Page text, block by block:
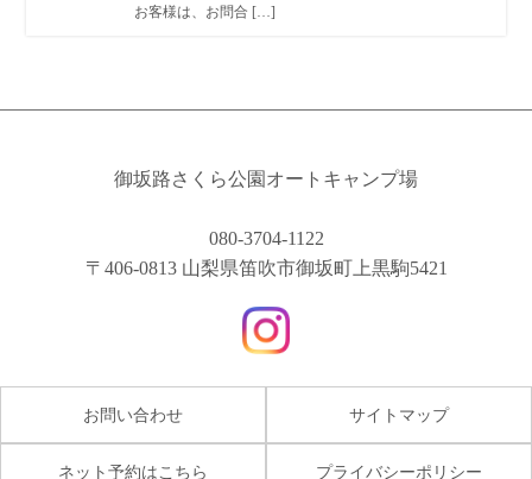
お客様は、お問合 […]
御坂路さくら公園オートキャンプ場
080-3704-1122
〒406-0813 山梨県笛吹市御坂町上黒駒5421
お問い合わせ サイトマップ
ネット予約はこちら プライバシーポリシー